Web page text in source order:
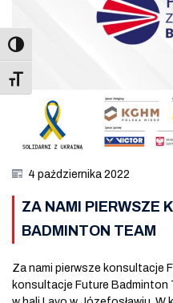
Toggle Font size
4 października 2022
ZA NAMI PIERWSZE
BADMINTON TEAM
Za nami pierwsze konsultacje
konsultacje Future Badminton